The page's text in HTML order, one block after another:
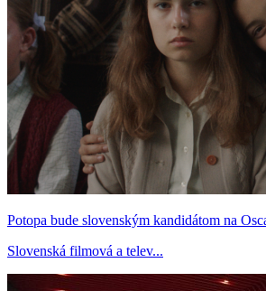
Potopa bude slovenským kandidátom na
Slovenská filmová a telev...